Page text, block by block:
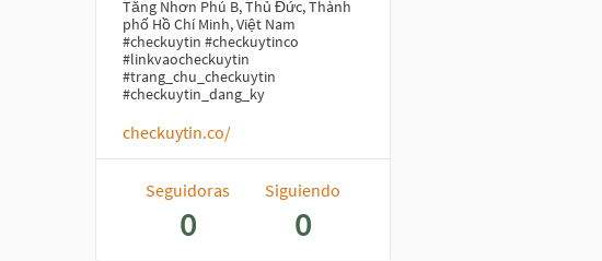
Tăng Nhơn Phú B, Thủ Đức, Thành
phố Hồ Chí Minh, Việt Nam
#checkuytin #checkuytinco
#linkvaocheckuytin
#trang_chu_checkuytin
#checkuytin_dang_ky
checkuytin.co/
Seguidoras
0
Siguiendo
0